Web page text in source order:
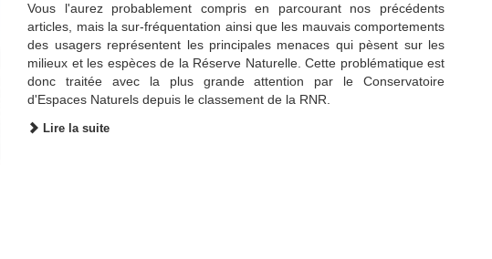
Vous l'aurez probablement compris en parcourant nos précédents
articles, mais la sur-fréquentation ainsi que les mauvais comportements
des usagers représentent les principales menaces qui pèsent sur les
milieux et les espèces de la Réserve Naturelle. Cette problématique est
donc traitée avec la plus grande attention par le Conservatoire
d'Espaces Naturels depuis le classement de la RNR.
Lire la suite